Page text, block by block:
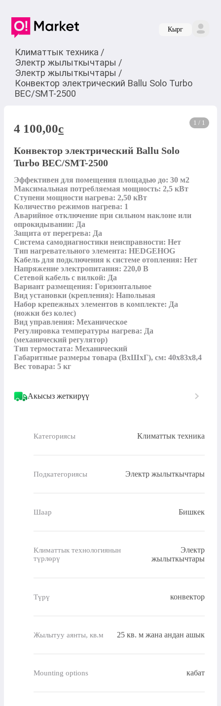
Кырг
Климаттык техника /
Электр жылыткычтары /
Электр жылыткычтары /
Конвектор электрический Ballu Solo Turbo
BEC/SMT-2500
1 / 1
4 100,00c
Конвектор электрический Ballu Solo
Turbo BEC/SMT-2500
Эффективен для помещения площадью до: 30 м2
Максимальная потребляемая мощность: 2,5 кВт
Ступени мощности нагрева: 2,50 кВт
Количество режимов нагрева: 1
Аварийное отключение при сильном наклоне или
опрокидывании: Да
Защита от перегрева: Да
Система самодиагностики неисправности: Нет
Тип нагревательного элемента: HEDGEHOG
Кабель для подключения к системе отопления: Нет
Напряжение электропитания: 220,0 В
Сетевой кабель с вилкой: Да
Вариант размещения: Горизонтальное
Вид установки (крепления): Напольная
Набор крепежных элементов в комплекте: Да
(ножки без колес)
Вид управления: Механическое
Регулировка температуры нагрева: Да
(механический регулятор)
Тип термостата: Механический
Габаритные размеры товара (ВхШхГ), см: 40х83х8,4
Вес товара: 5 кг
Акысыз жеткирүү
Категориясы Климаттык техника
Подкатегориясы Электр жылыткычтары
Шаар Бишкек
Климаттык технологиянын
түрлөрү
Электр
жылыткычтары
Түрү конвектор
Жылытуу аянты, кв.м 25 кв. м жана андан ашык
Mounting options кабат